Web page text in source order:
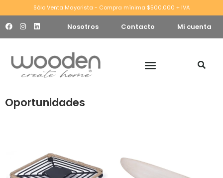
Sólo Venta Mayorista - Compra mínima $500.000 + IVA
Nosotros Contacto Mi cuenta
Oportunidades